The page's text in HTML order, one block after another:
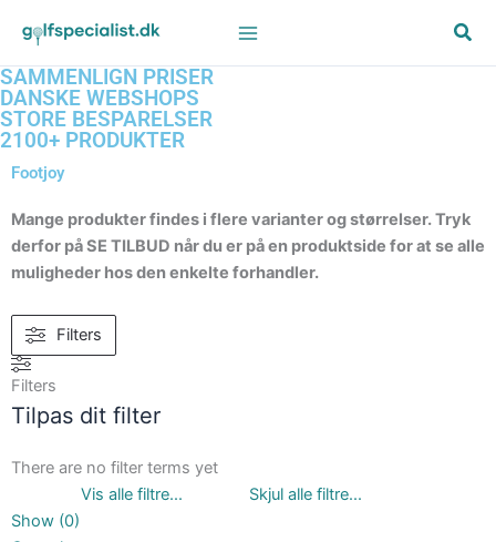
indholdet
SAMMENLIGN PRISER
DANSKE WEBSHOPS
STORE BESPARELSER
2100+ PRODUKTER
Footjoy
Mange produkter findes i flere varianter og størrelser. Tryk
derfor på SE TILBUD når du er på en produktside for at se alle
muligheder hos den enkelte forhandler.
Filters
Filters
Tilpas dit filter
There are no filter terms yet
Show (0)